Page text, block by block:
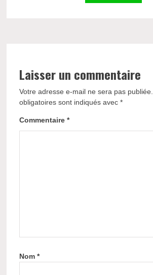
Laisser un commentaire
Votre adresse e-mail ne sera pas publiée.
obligatoires sont indiqués avec*
Commentaire*
Nom*